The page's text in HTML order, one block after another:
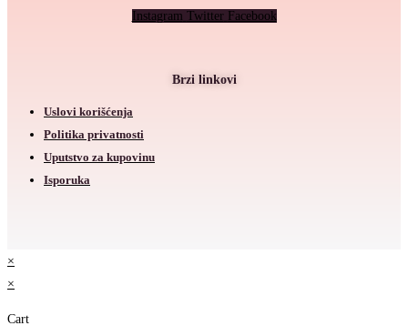
Instagram Twitter Facebook
Brzi linkovi
Uslovi korišćenja
Politika privatnosti
Uputstvo za kupovinu
Isporuka
×
×
Cart